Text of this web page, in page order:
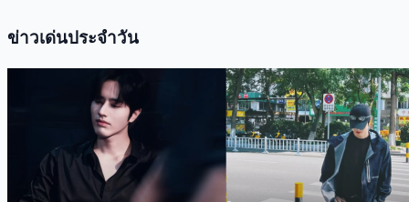
ข่าวเด่นประจำวัน